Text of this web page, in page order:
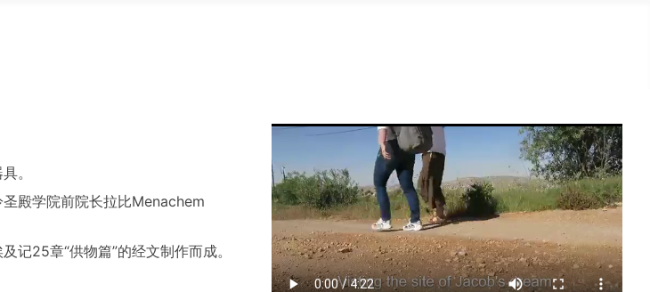
。
殿学院前院长拉比Menachem
记25章“供物篇”的经文制作而成。